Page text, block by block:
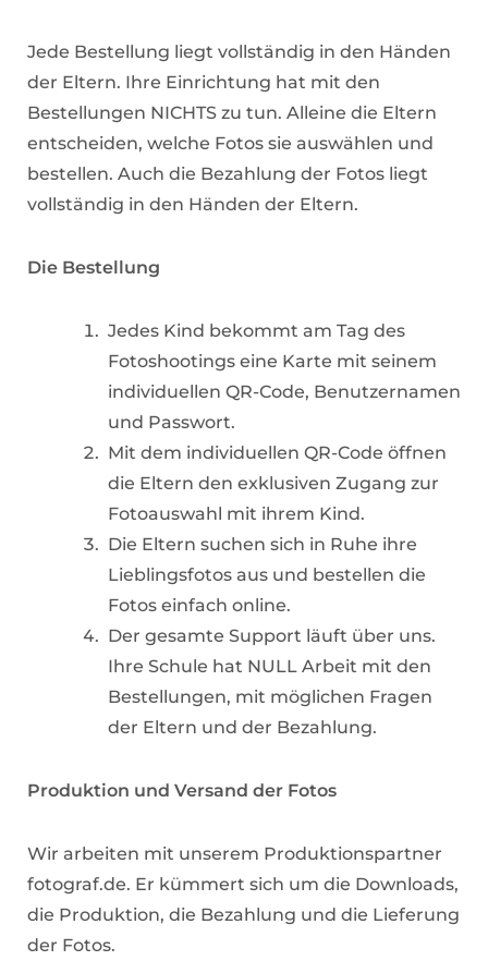
Jede Bestellung liegt vollständig in den Händen
der Eltern. Ihre Einrichtung hat mit den
Bestellungen NICHTS zu tun. Alleine die Eltern
entscheiden, welche Fotos sie auswählen und
bestellen. Auch die Bezahlung der Fotos liegt
vollständig in den Händen der Eltern.
Die Bestellung
Jedes Kind bekommt am Tag des
Fotoshootings eine Karte mit seinem
individuellen QR-Code, Benutzernamen
und Passwort.
Mit dem individuellen QR-Code öffnen
die Eltern den exklusiven Zugang zur
Fotoauswahl mit ihrem Kind.
Die Eltern suchen sich in Ruhe ihre
Lieblingsfotos aus und bestellen die
Fotos einfach online.
Der gesamte Support läuft über uns.
Ihre Schule hat NULL Arbeit mit den
Bestellungen, mit möglichen Fragen
der Eltern und der Bezahlung.
Produktion und Versand der Fotos
Wir arbeiten mit unserem Produktionspartner
fotograf.de. Er kümmert sich um die Downloads,
die Produktion, die Bezahlung und die Lieferung
der Fotos.